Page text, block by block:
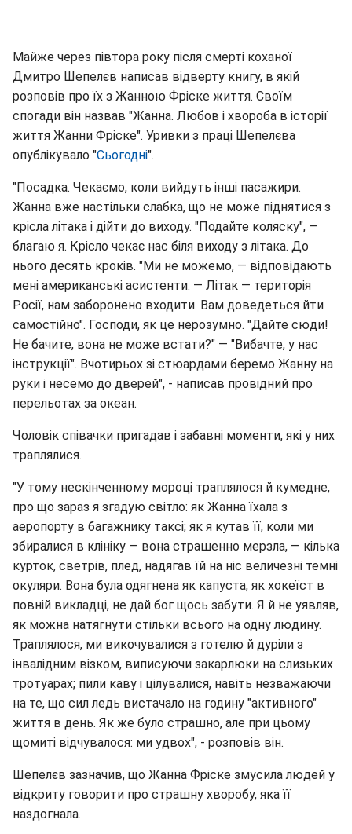
Майже через півтора року після смерті коханої
Дмитро Шепелєв написав відверту книгу, в якій
розповів про їх з Жанною Фріске життя. Своїм
спогади він назвав "Жанна. Любов і хвороба в історії
життя Жанни Фріске". Уривки з праці Шепелєва
опублікувало "Сьогодні".
"Посадка. Чекаємо, коли вийдуть інші пасажири.
Жанна вже настільки слабка, що не може піднятися з
крісла літака і дійти до виходу. "Подайте коляску", —
благаю я. Крісло чекає нас біля виходу з літака. До
нього десять кроків. "Ми не можемо, — відповідають
мені американські асистенти. — Літак — територія
Росії, нам заборонено входити. Вам доведеться йти
самостійно". Господи, як це нерозумно. "Дайте сюди!
Не бачите, вона не може встати?" — "Вибачте, у нас
інструкції". Вчотирьох зі стюардами беремо Жанну на
руки і несемо до дверей", - написав провідний про
перельотах за океан.
Чоловік співачки пригадав і забавні моменти, які у них
траплялися.
"У тому нескінченному мороці траплялося й кумедне,
про що зараз я згадую світло: як Жанна їхала з
аеропорту в багажнику таксі; як я кутав її, коли ми
збиралися в клініку — вона страшенно мерзла, — кілька
курток, светрів, плед, надягав їй на ніс величезні темні
окуляри. Вона була одягнена як капуста, як хокеїст в
повній викладці, не дай бог щось забути. Я й не уявляв,
як можна натягнути стільки всього на одну людину.
Траплялося, ми викочувалися з готелю й дуріли з
інвалідним візком, виписуючи закарлюки на слизьких
тротуарах; пили каву і цілувалися, навіть незважаючи
на те, що сил ледь вистачало на годину "активного"
життя в день. Як же було страшно, але при цьому
щомиті відчувалося: ми удвох", - розповів він.
Шепелєв зазначив, що Жанна Фріске змусила людей у
відкриту говорити про страшну хворобу, яка її
наздогнала.